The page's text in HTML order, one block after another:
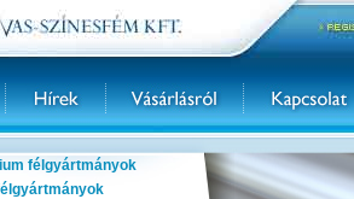
félgyártmányok